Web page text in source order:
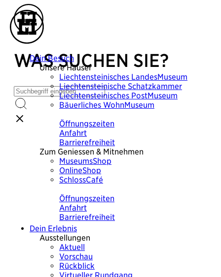
Dein Besuch
Unsere Häuser
Liechtensteinisches LandesMuseum
Liechtensteinische Schatzkammer
Liechtensteinisches PostMuseum
Bäuerliches WohnMuseum
Öffnungszeiten
Anfahrt
Barrierefreiheit
Zum Geniessen & Mitnehmen
MuseumsShop
OnlineShop
SchlossCafé
Öffnungszeiten
Anfahrt
Barrierefreiheit
Dein Erlebnis
Ausstellungen
Aktuell
Vorschau
Rückblick
WAS SUCHEN SIE?